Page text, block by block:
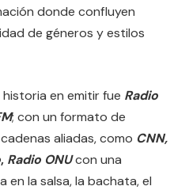
donde confluyen
de géneros y estilos
en emitir fue Radio
; con un formato de
aliadas, como CNN,
, Radio ONUcon una
la salsa, la bachata, el